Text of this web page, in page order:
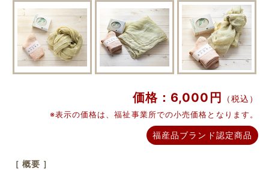
価格：6,000円 （税込）
※表示の価格は、福祉事業所での小売価格となります。
福産品ブランド認定商品
［ 概要 ］